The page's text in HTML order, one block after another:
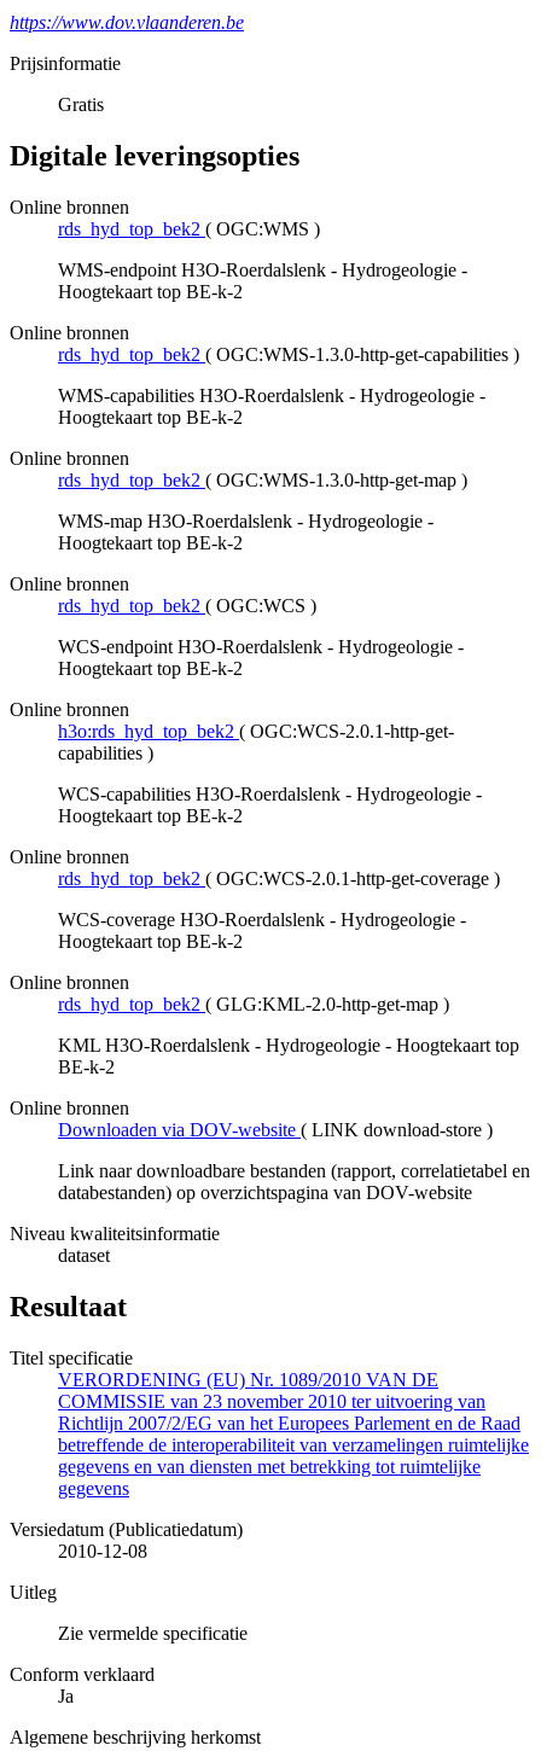
https://www.dov.vlaanderen.be
Prijsinformatie
Gratis
Digitale leveringsopties
Online bronnen
rds_hyd_top_bek2 ( OGC:WMS )
WMS-endpoint H3O-Roerdalslenk - Hydrogeologie -
Hoogtekaart top BE-k-2
Online bronnen
rds_hyd_top_bek2 ( OGC:WMS-1.3.0-http-get-capabilities )
WMS-capabilities H3O-Roerdalslenk - Hydrogeologie -
Hoogtekaart top BE-k-2
Online bronnen
rds_hyd_top_bek2 ( OGC:WMS-1.3.0-http-get-map )
WMS-map H3O-Roerdalslenk - Hydrogeologie -
Hoogtekaart top BE-k-2
Online bronnen
rds_hyd_top_bek2 ( OGC:WCS )
WCS-endpoint H3O-Roerdalslenk - Hydrogeologie -
Hoogtekaart top BE-k-2
Online bronnen
h3o:rds_hyd_top_bek2 ( OGC:WCS-2.0.1-http-get-
capabilities )
WCS-capabilities H3O-Roerdalslenk - Hydrogeologie -
Hoogtekaart top BE-k-2
Online bronnen
rds_hyd_top_bek2 ( OGC:WCS-2.0.1-http-get-coverage )
WCS-coverage H3O-Roerdalslenk - Hydrogeologie -
Hoogtekaart top BE-k-2
Online bronnen
rds_hyd_top_bek2 ( GLG:KML-2.0-http-get-map )
KML H3O-Roerdalslenk - Hydrogeologie - Hoogtekaart top
BE-k-2
Online bronnen
Downloaden via DOV-website ( LINK download-store )
Link naar downloadbare bestanden (rapport, correlatietabel en
databestanden) op overzichtspagina van DOV-website
Niveau kwaliteitsinformatie
dataset
Resultaat
Titel specificatie
VERORDENING (EU) Nr. 1089/2010 VAN DE
COMMISSIE van 23 november 2010 ter uitvoering van
Richtlijn 2007/2/EG van het Europees Parlement en de Raad
betreffende de interoperabiliteit van verzamelingen ruimtelijke
gegevens en van diensten met betrekking tot ruimtelijke
gegevens
Versiedatum (Publicatiedatum)
2010-12-08
Uitleg
Zie vermelde specificatie
Conform verklaard
Ja
Algemene beschrijving herkomst